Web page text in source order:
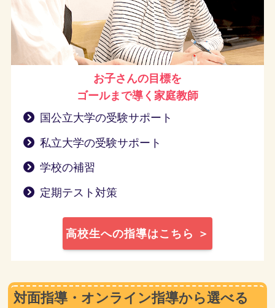
お子さんの目標を
ゴールまで導く 家庭教師
国公立大学の受験サポート
私立大学の受験サポート
学校の補習
定期テスト対策
高校生への指導はこちら ＞
対面指導・オンライン指導から選べる